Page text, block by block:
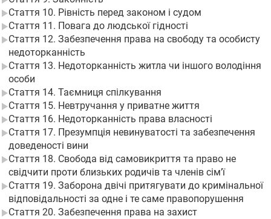
Стаття 10. Рівність перед законом і судом
Стаття 11. Повага до людської гідності
Стаття 12. Забезпечення права на свободу та особисту
недоторканність
Стаття 13. Недоторканність житла чи іншого володіння
особи
Стаття 14. Таємниця спілкування
Стаття 15. Невтручання у приватне життя
Стаття 16. Недоторканність права власності
Стаття 17. Презумпція невинуватості та забезпечення
доведеності вини
Стаття 18. Свобода від самовикриття та право не
свідчити проти близьких родичів та членів сім’ї
Стаття 19. Заборона двічі притягувати до кримінальної
відповідальності за одне і те саме правопорушення
Стаття 20. Забезпечення права на захист